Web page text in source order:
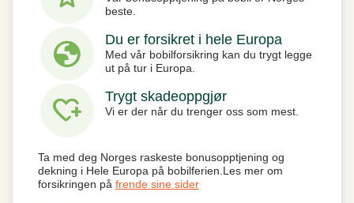
beste.
globe Du er forsikret i hele Europa
Med vår bobilforsikring kan du trygt legge
ut på tur i Europa.
heart_plus Trygt skadeoppgjør
Vi er der når du trenger oss som mest.
Ta med deg Norges raskeste bonusopptjening og
dekning i Hele Europa på bobilferien.Les mer om
forsikringen på frende sine sider